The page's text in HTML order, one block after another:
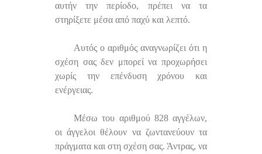
αυτήν την περίοδο, πρέπει να τα
στηρίξετε μέσα από παχύ και λεπτό.
Αυτός ο αριθμός αναγνωρίζει ότι η
σχέση σας δεν μπορεί να προχωρήσει
χωρίς την επένδυση χρόνου και
ενέργειας.
Μέσω του αριθμού 828 αγγέλων,
οι άγγελοι θέλουν να ζωντανεύουν τα
πράγματα και στη σχέση σας. Άντρας, να